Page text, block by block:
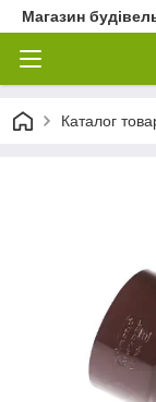
Магазин
Каталог